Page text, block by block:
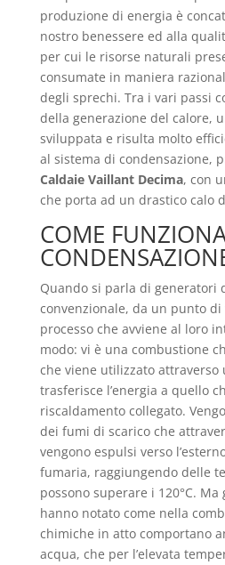
produzione di energia è
nostro benessere ed alla
per cui le risorse naturali
consumate in maniera
degli sprechi. Tra i vari passi
della generazione del calore,
sviluppata e risulta molto
al sistema di condensazione,
Caldaie Vaillant Decima, con
che porta ad un drastico calo
COME
Quando si parla di generatori
convenzionale, da un punto
processo che avviene al loro
modo: vi è una combustione
che viene utilizzato attraverso
trasferisce l’energia a quello
riscaldamento collegato.
dei fumi di scarico che
vengono espulsi verso
fumaria, raggiungendo delle
possono superare i 120°C.
hanno notato come nella
chimiche in atto comportano
acqua, che per l’elevata